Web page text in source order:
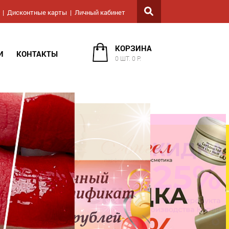
Дисконтные карты Личный кабинет
КОНТАКТЫ
КОРЗИНА
0 ШТ. 0 Р.